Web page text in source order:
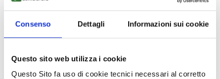
Consenso Dettagli Informazioni sui cookie
Questo sito web utilizza i cookie
Questo Sito fa uso di cookie tecnici necessari al corretto